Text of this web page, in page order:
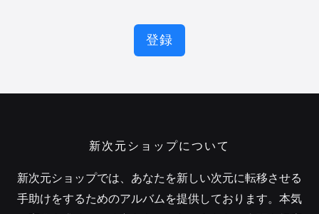
登録
新次元ショップについて
新次元ショップでは、あなたを新しい次元に転移させる
手助けをするためのアルバムを提供しております。本気